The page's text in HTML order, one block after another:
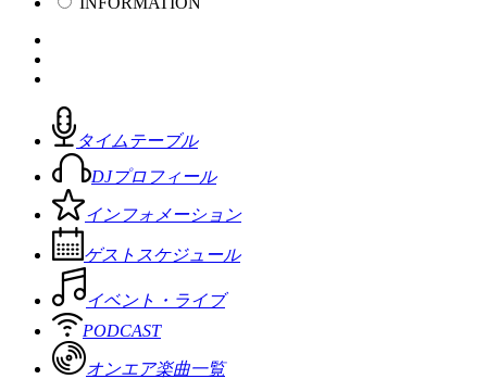
タイムテーブル
DJプロフィール
インフォメーション
ゲストスケジュール
イベント・ライブ
PODCAST
オンエア楽曲一覧